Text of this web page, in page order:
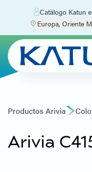
Catálogo Katun
Europa, Oriente
Productos Arivia
Arivia